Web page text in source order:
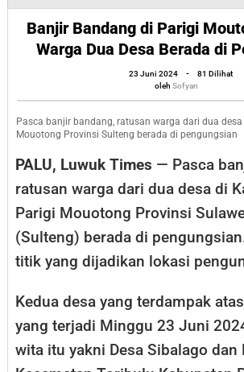
di
Parigi
Ratusan
Warga
Dua
Desa
Berada
di
Banjir Bandang di Parigi
Warga Dua Desa Berada di
23 Juni 2024
oleh
Sofyan
-
81 Dilihat
oleh Sofyan
Pasca banjir bandang, ratusan warga dari dua
Mouotong Provinsi Sulteng berada di pengungsian
PALU, Luwuk Times — Pasca
ratusan warga dari dua desa di
Parigi Mouotong Provinsi
(Sulteng) berada di
titik yang dijadikan lokasi
Kedua desa yang terdampak
yang terjadi Minggu 23 Juni
wita itu yakni Desa Sibalago dan